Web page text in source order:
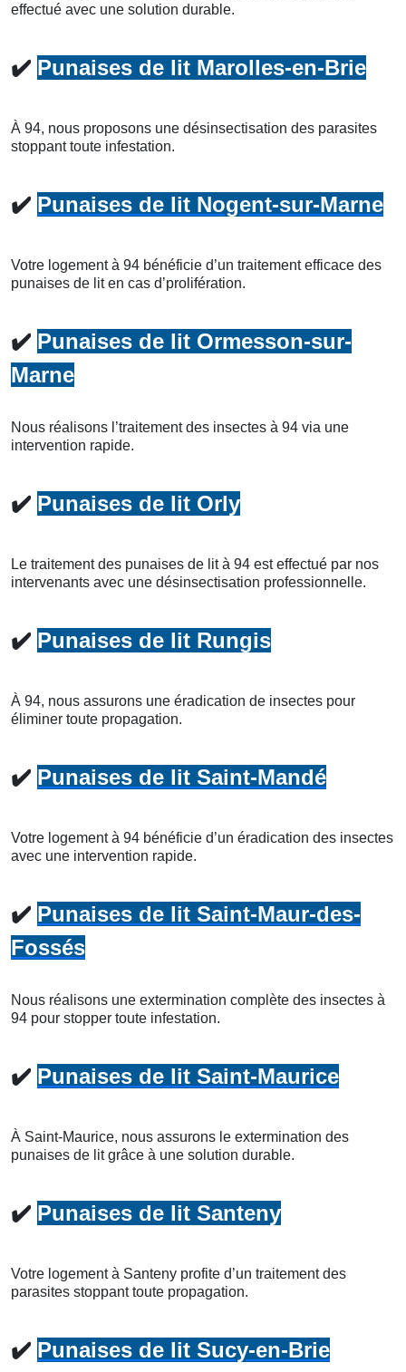
effectué avec une solution durable.
✔️ Punaises de lit Marolles-en-Brie
À 94, nous proposons une désinsectisation des parasites
stoppant toute infestation.
✔️ Punaises de lit Nogent-sur-Marne
Votre logement à 94 bénéficie d’un traitement efficace des
punaises de lit en cas d’prolifération.
✔️ Punaises de lit Ormesson-sur-
Marne
Nous réalisons l’traitement des insectes à 94 via une
intervention rapide.
✔️ Punaises de lit Orly
Le traitement des punaises de lit à 94 est effectué par nos
intervenants avec une désinsectisation professionnelle.
✔️ Punaises de lit Rungis
À 94, nous assurons une éradication de insectes pour
éliminer toute propagation.
✔️ Punaises de lit Saint-Mandé
Votre logement à 94 bénéficie d’un éradication des insectes
avec une intervention rapide.
✔️ Punaises de lit Saint-Maur-des-
Fossés
Nous réalisons une extermination complète des insectes à
94 pour stopper toute infestation.
✔️ Punaises de lit Saint-Maurice
À Saint-Maurice, nous assurons le extermination des
punaises de lit grâce à une solution durable.
✔️ Punaises de lit Santeny
Votre logement à Santeny profite d’un traitement des
parasites stoppant toute propagation.
✔️ Punaises de lit Sucy-en-Brie